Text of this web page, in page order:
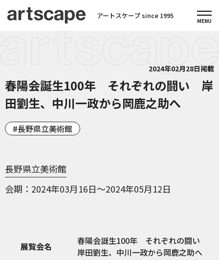
アートスケープ since 1995
2024年02月28日掲載
春陽会誕生100年 それぞれの闘い 岸
田劉生、中川一政から岡鹿之助へ
長野県立美術館
長野県立美術館
会期
2024年03月16日～2024年05月12日
展覧会名
春陽会誕生100年 それぞれの闘い
岸田劉生、中川一政から岡鹿之助へ